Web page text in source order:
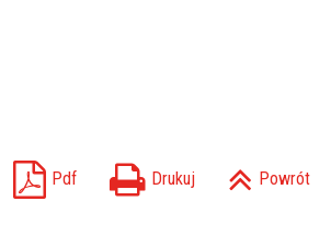
Pdf Drukuj Powrót